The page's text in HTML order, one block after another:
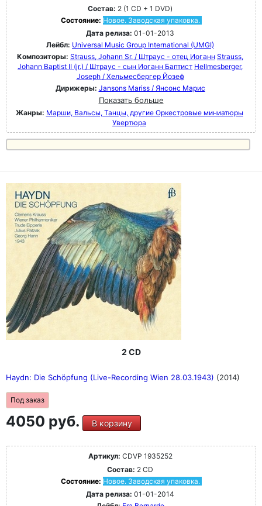
Состав: 2 (1 CD + 1 DVD)
Состояние: Новое. Заводская упаковка.
Дата релиза: 01-01-2013
Лейбл: Universal Music Group International (UMGI)
Композиторы: Strauss, Johann Sr. / Штраус - отец Иоганн Strauss,
Johann Baptist II (jr.) / Штраус - сын Иоганн Баптист Hellmesberger,
Joseph / Хельмесбергер Йозеф
Дирижеры: Jansons Mariss / Янсонс Марис
Показать больше
Жанры: Марши, Вальсы, Танцы, другие Оркестровые миниатюры
Увертюра
2 CD
Haydn: Die Schöpfung (Live-Recording Wien 28.03.1943) (2014)
Под заказ
4050 руб. В корзину
Артикул: CDVP 1935252
Состав: 2 CD
Состояние: Новое. Заводская упаковка.
Дата релиза: 01-01-2014